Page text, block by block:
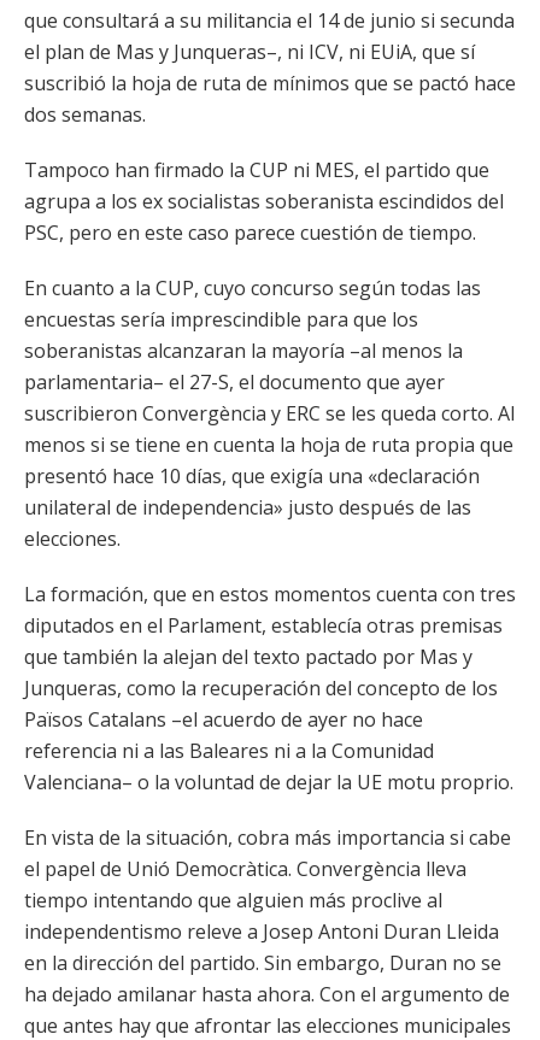
que consultará a su militancia el 14 de junio si secunda
el plan de Mas y Junqueras–, ni ICV, ni EUiA, que sí
suscribió la hoja de ruta de mínimos que se pactó hace
dos semanas.
Tampoco han firmado la CUP ni MES, el partido que
agrupa a los ex socialistas soberanista escindidos del
PSC, pero en este caso parece cuestión de tiempo.
En cuanto a la CUP, cuyo concurso según todas las
encuestas sería imprescindible para que los
soberanistas alcanzaran la mayoría –al menos la
parlamentaria– el 27-S, el documento que ayer
suscribieron Convergència y ERC se les queda corto. Al
menos si se tiene en cuenta la hoja de ruta propia que
presentó hace 10 días, que exigía una «declaración
unilateral de independencia» justo después de las
elecciones.
La formación, que en estos momentos cuenta con tres
diputados en el Parlament, establecía otras premisas
que también la alejan del texto pactado por Mas y
Junqueras, como la recuperación del concepto de los
Països Catalans –el acuerdo de ayer no hace
referencia ni a las Baleares ni a la Comunidad
Valenciana– o la voluntad de dejar la UE motu proprio.
En vista de la situación, cobra más importancia si cabe
el papel de Unió Democràtica. Convergència lleva
tiempo intentando que alguien más proclive al
independentismo releve a Josep Antoni Duran Lleida
en la dirección del partido. Sin embargo, Duran no se
ha dejado amilanar hasta ahora. Con el argumento de
que antes hay que afrontar las elecciones municipales